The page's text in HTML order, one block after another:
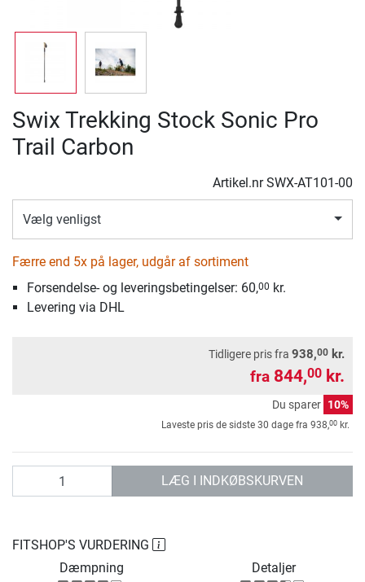
Swix Trekking Stock Sonic Pro
Trail Carbon
Artikel.nrSWX-AT101-00
Vælg venligst
Færre end 5x på lager, udgår af sortiment
Forsendelse- og leveringsbetingelser: 60,00 kr.
Levering via DHL
Tidligere pris fra 938,00 kr.
fra 844,00 kr.
Du sparer 10%
Laveste pris de sidste 30 dage fra 938,00 kr.
LÆG I INDKØBSKURVEN
FITSHOP'S VURDERING
Dæmpning
Detaljer